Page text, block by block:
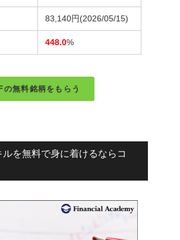
83,140円 (2026/05/15)
448.0%
の無料銘柄をもらう
を無料で身に着けるならコ